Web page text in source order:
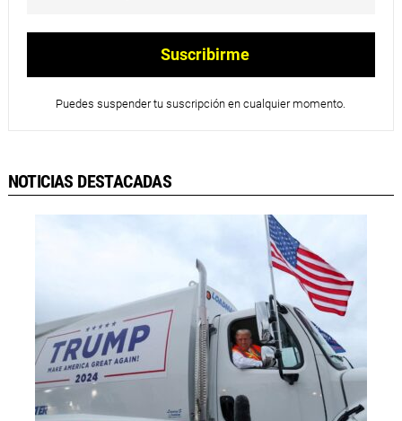
Puedes suspender tu suscripción en cualquier momento.
NOTICIAS DESTACADAS